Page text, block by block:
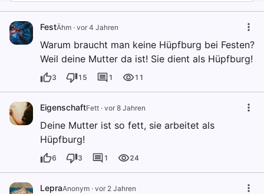
FestÄhm · vor 4 Jahren
Warum braucht man keine Hüpfburg bei Festen?
Weil deine Mutter da ist! Sie dient als Hüpfburg!
3 15 1 11
EigenschaftFett · vor 8 Jahren
Deine Mutter ist so fett, sie arbeitet als
Hüpfburg!
6 3 1 24
LepraAnonym · vor 2 Jahren